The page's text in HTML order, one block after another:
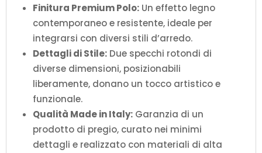
Finitura Premium Polo: Un effetto legno
contemporaneo e resistente, ideale per
integrarsi con diversi stili d’arredo.
Dettagli di Stile: Due specchi rotondi di
diverse dimensioni, posizionabili
liberamente, donano un tocco artistico e
funzionale.
Qualità Made in Italy: Garanzia di un
prodotto di pregio, curato nei minimi
dettagli e realizzato con materiali di alta